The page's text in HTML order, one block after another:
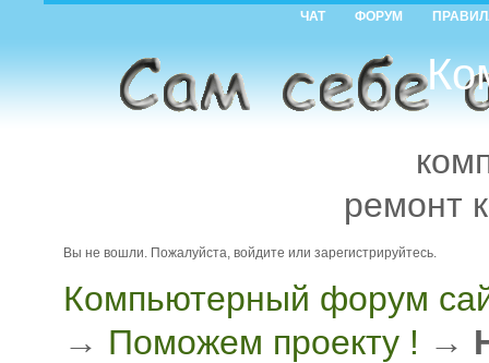
ЧАТ ФОРУМ
ремонт
Вы не вошли. Пожалуйста, войдите или зарегистрируйтесь.
Компьютерный форум
→ Поможем проекту ! →